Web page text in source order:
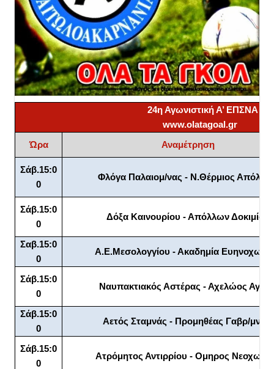
24η Αγωνιστική Α’ ΕΠΣΝΑ
www.olatagoal.gr
Ώρα
Αναμέτρηση
Σάβ.15:0
0
Φλόγα Παλαιομ/νας - Ν.Θέρμιος
Σάβ.15:0
0
Δόξα Καινουρίου - Απόλλων Δοκιμίου
Σαβ.15:0
0
Α.Ε.Μεσολογγίου - Ακαδημία
Σάβ.15:0
0
Ναυπακτιακός Αστέρας - Αχελώος
Σάβ.15:0
0
Αετός Σταμνάς - Προμηθέας Γαβρ/μνης
Σάβ.15:0
0
Ατρόμητος Αντιρρίου - Ομηρος